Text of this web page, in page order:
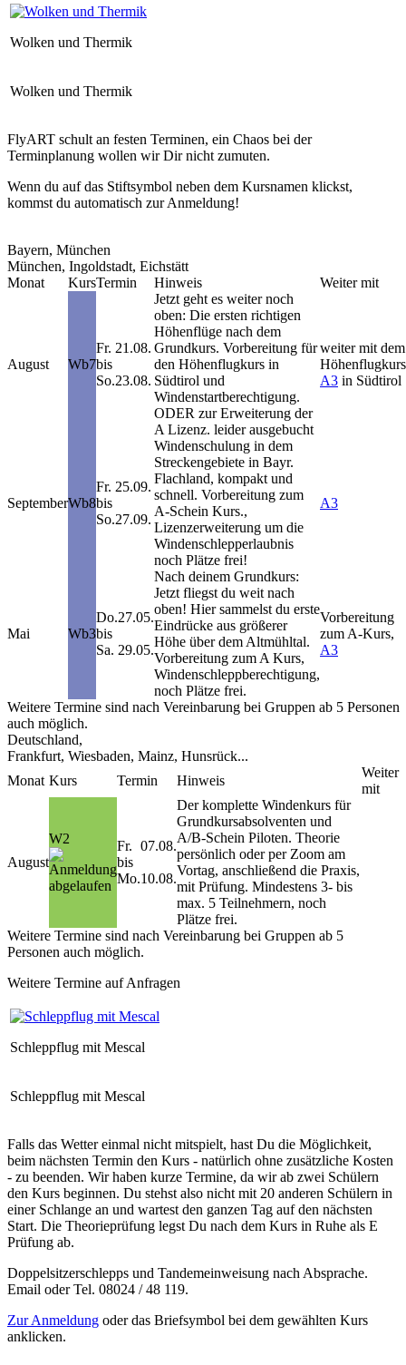
Wolken und Thermik
Wolken und Thermik
FlyART schult an festen Terminen, ein Chaos bei der
Terminplanung wollen wir Dir nicht zumuten.
Wenn du auf das Stiftsymbol neben dem Kursnamen klickst,
kommst du automatisch zurAnmeldung!
Bayern, München
München, Ingoldstadt, Eichstätt
Monat
KursTermin Hinweis Weiter mit
August Wb7
Fr. 21.08.
bis
So.23.08.
Jetzt geht es weiter noch
oben: Die ersten richtigen
Höhenflüge nach dem
Grundkurs. Vorbereitung für
den Höhenflugkurs in
Südtirol und
Windenstartberechtigung.
ODER zur Erweiterung der
A Lizenz. leider ausgebucht
weiter mit dem
Höhenflugkurs
A3 in Südtirol
SeptemberWb8
Fr. 25.09.
bis
So.27.09.
Windenschulung in dem
Streckengebiete in Bayr.
Flachland, kompakt und
schnell. Vorbereitung zum
A-Schein Kurs.,
Lizenzerweiterung um die
Windenschlepperlaubnis
noch Plätze frei!
A3
Mai Wb3
Do.27.05.
bis
Sa. 29.05.
Nach deinem Grundkurs:
Jetzt fliegst du weit nach
oben! Hier sammelst du erste
Eindrücke aus größerer
Höhe über dem Altmühltal.
Vorbereitung zum A Kurs,
Windenschleppberechtigung,
noch Plätze frei.
Vorbereitung
zum A-Kurs,
A3
Weitere Termine sind nach Vereinbarung bei Gruppen ab 5 Personen
auch möglich.
Deutschland,
Frankfurt, Wiesbaden, Mainz, Hunsrück...
Monat Kurs Termin Hinweis
Weiter
mit
August
W2 Fr. 07.08.
bis
Mo.10.08.
Der komplette Windenkurs für
Grundkursabsolventen und
A/B-Schein Piloten. Theorie
persönlich oder per Zoom am
Vortag, anschließend die Praxis,
mit Prüfung. Mindestens 3- bis
max. 5 Teilnehmern, noch
Plätze frei.
Weitere Termine sind nach Vereinbarung bei Gruppen ab 5
Personen auch möglich.
Weitere Termine auf Anfragen
Schleppflug mit Mescal
Schleppflug mit Mescal
Falls das Wetter einmal nicht mitspielt, hast Du die Möglichkeit,
beim nächsten Termin den Kurs - natürlich ohne zusätzliche Kosten
- zu beenden. Wir haben kurze Termine, da wir ab zwei Schülern
den Kurs beginnen. Du stehst also nicht mit 20 anderen Schülern in
einer Schlange an und wartest den ganzen Tag auf den nächsten
Start. Die Theorieprüfung legst Du nach dem Kurs in Ruhe als E
Prüfung ab.
Doppelsitzerschlepps und Tandemeinweisung nach Absprache.
Email oder Tel. 08024 / 48 119.
Zur Anmeldung oder das Briefsymbol bei dem gewählten Kurs
anklicken.